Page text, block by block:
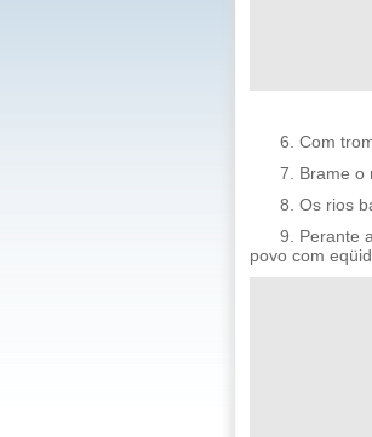
6. Com
7. Brame o
8. Os rios
9. Perante
povo com